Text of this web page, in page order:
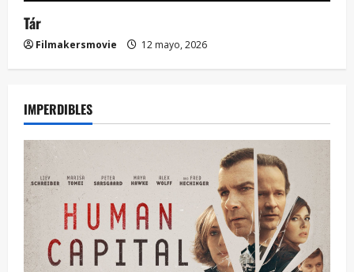
Tár
Filmakersmovie 12 mayo, 2026
IMPERDIBLES